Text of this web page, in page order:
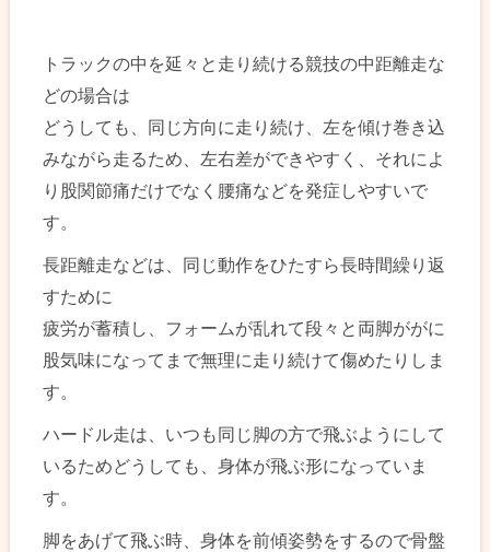
トラックの中を延々と走り続ける競技の中距離走な
どの場合は
どうしても、同じ方向に走り続け、左を傾け巻き込
みながら走るため、左右差ができやすく、それによ
り股関節痛だけでなく腰痛などを発症しやすいで
す。
長距離走などは、同じ動作をひたすら長時間繰り返
すために
疲労が蓄積し、フォームが乱れて段々と両脚ががに
股気味になってまで無理に走り続けて傷めたりしま
す。
ハードル走は、いつも同じ脚の方で飛ぶようにして
いるためどうしても、身体が飛ぶ形になっていま
す。
脚をあげて飛ぶ時、身体を前傾姿勢をするので骨盤